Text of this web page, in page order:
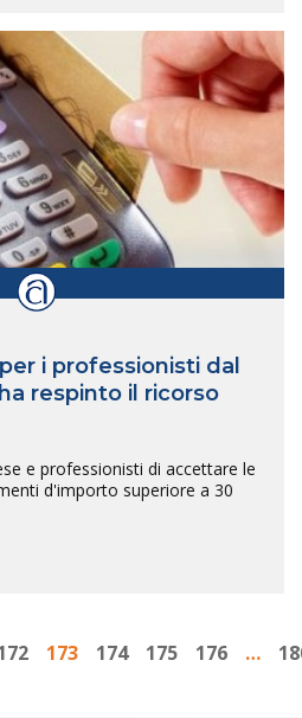
i professionisti dal
respinto il ricorso
e professionisti di accettare le
d'importo superiore a 30
173 174 175 176 …